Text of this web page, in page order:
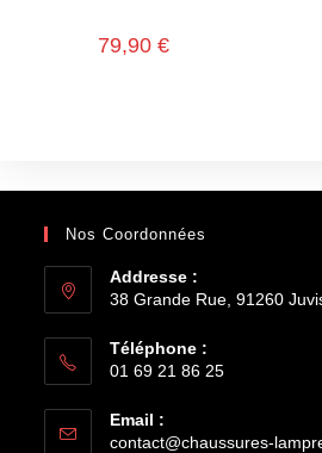
79,90 €
Nos Coordonnées
Addresse :
38 Grande Rue, 91260
Téléphone :
01 69 21 86 25
Email :
contact@chaussures-